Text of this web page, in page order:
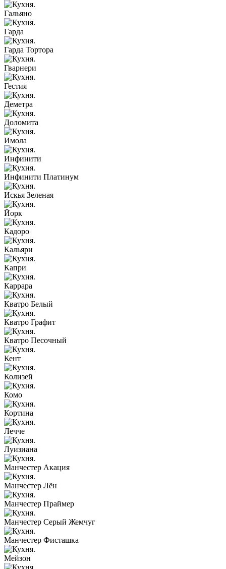
Гальяно
Гарда
Гарда Тортора
Гварнери
Гестия
Деметра
Доломита
Имола
Инфинити
Инфинити Платинум
Искья Зеленая
Йорк
Кадоро
Кальяри
Капри
Каррара
Кватро Белый
Кватро Графит
Кватро Песочный
Кент
Колизей
Комо
Кортина
Лечче
Луизиана
Манчестер Акация
Манчестер Лён
Манчестер Праймер
Манчестер Серый Жемчуг
Манчестер Фисташка
Мейзон